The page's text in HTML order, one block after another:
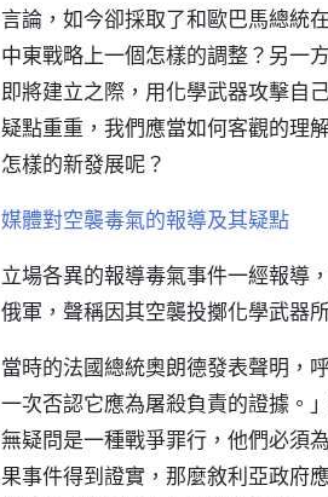
言論，如今卻採取了和歐巴馬總統
中東戰略上一個怎樣的調整？另一
即將建立之際，用化學武器攻擊自
疑點重重，我們應當如何客觀的理
怎樣的新發展呢？
媒體對空襲毒氣的報導及其疑點
立場各異的報導毒氣事件一經報導
俄軍，聲稱因其空襲投擲化學武器
當時的法國總統奧朗德發表聲明，
一次否認它應為屠殺負責的證據。
無疑問是一種戰爭罪行，他們必須
果事件得到證實，那麼敘利亞政府